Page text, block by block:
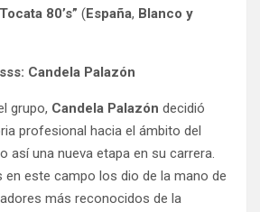
80’s” (España, Blanco y
Candela Palazón
grupo, Candela Palazón decidió
profesional hacia el ámbito del
así una nueva etapa en su carrera.
en este campo los dio de la mano de
más reconocidos de la